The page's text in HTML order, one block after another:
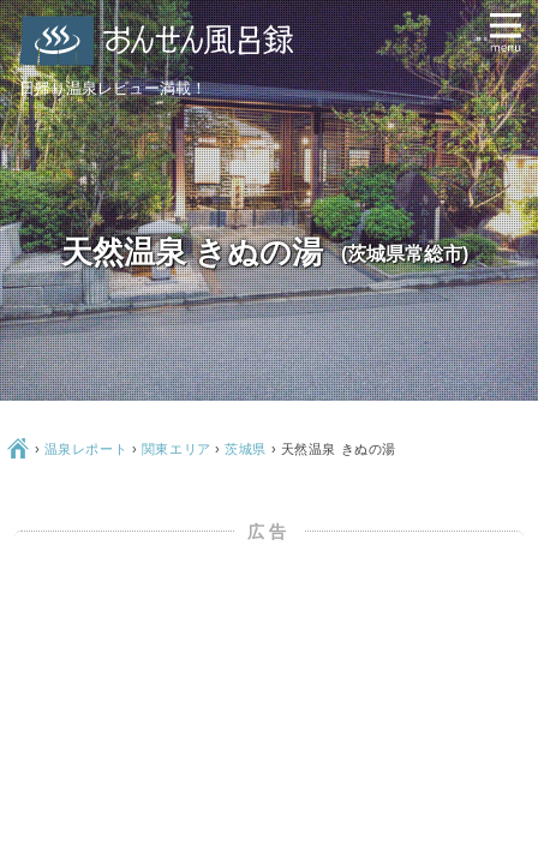
日帰り温泉レビュー満載！
天然温泉 きぬの湯 (茨城県常総市)
Ç › 温泉レポート › 関東エリア ›茨城県 › 天然温泉 きぬの湯